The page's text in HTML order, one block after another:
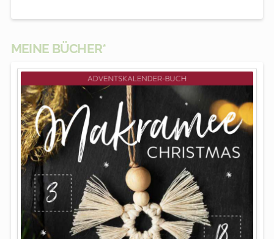
MEINE BÜCHER*